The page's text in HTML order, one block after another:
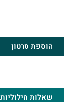
הוספת סרטון
שאלות מילוליות